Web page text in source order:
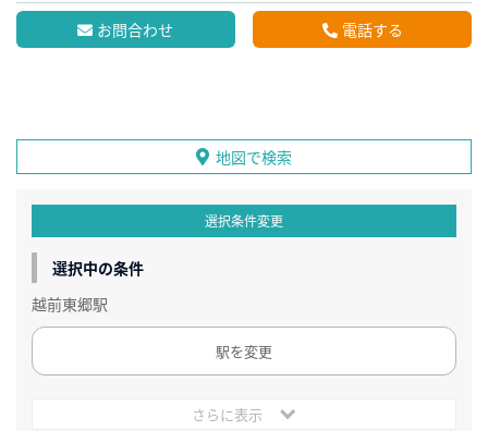
お問合わせ 電話する
地図で検索
選択条件変更
選択中の条件
越前東郷駅
駅を変更
さらに表示